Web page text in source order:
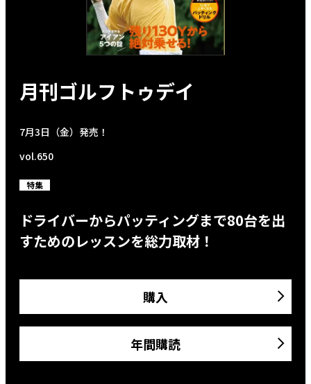
月刊ゴルフトゥデイ
7月3日（金）発売！
vol.650
特集
ドライバーからパッティングまで80台を出
すためのレッスンを総力取材！
購入
年間購読